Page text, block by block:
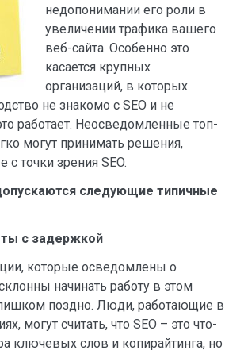
недопонимании его роли в
увеличении трафика вашего
веб-сайта. Особенно это
касается крупных
организаций, в которых
не знакомо с SEO и не
работает. Неосведомленные топ-
могут принимать решения,
с точки зрения SEO.
следующие типичные
с задержкой
которые осведомлены о
начинать работу в этом
поздно. Люди, работающие в
могут считать, что SEO – это что-
ключевых слов и копирайтинга, но